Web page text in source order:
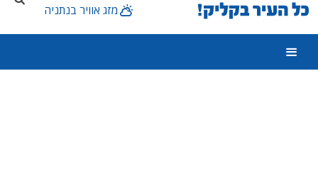
מזג אוויר בנתניה